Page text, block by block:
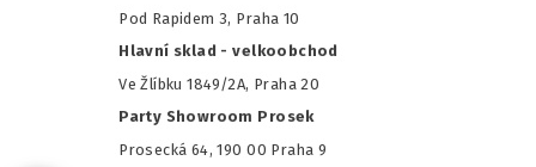
Pod Rapidem 3, Praha 10
Hlavní sklad - velkoobchod
Ve Žlíbku 1849/2A, Praha 20
Party Showroom Prosek
Prosecká 64, 190 00 Praha 9